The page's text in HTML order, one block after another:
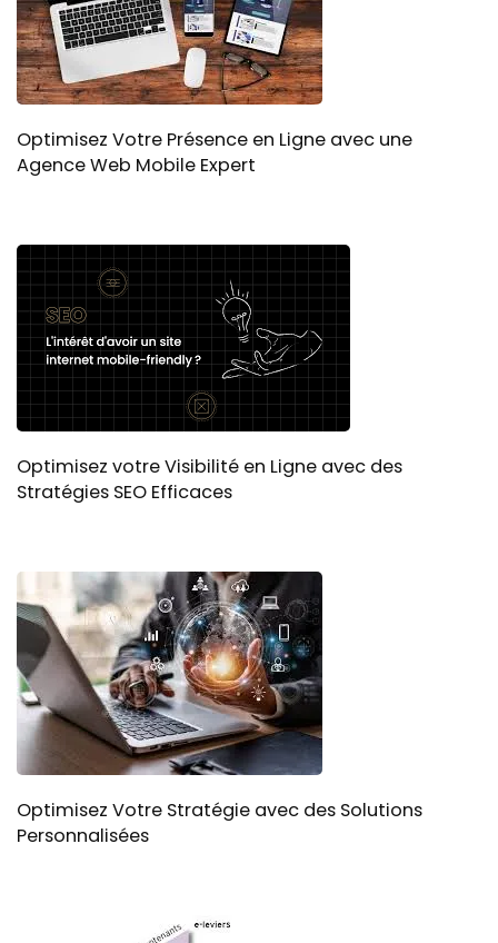
Optimisez Votre Présence en Ligne avec une
Agence Web Mobile Expert
Optimisez votre Visibilité en Ligne avec des
Stratégies SEO Efficaces
Optimisez Votre Stratégie avec des Solutions
Personnalisées